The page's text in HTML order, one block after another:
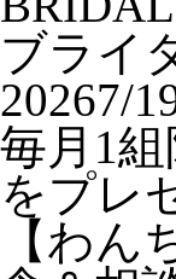
ブライ
20267/
毎月1
をプレ
【わ